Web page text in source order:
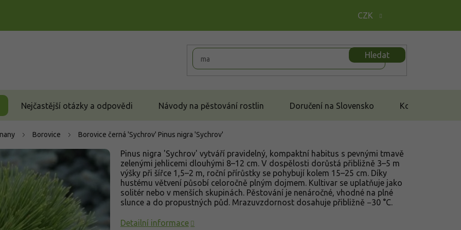
CZK
Hledat
Nejčastější otázky a odpovědi Návody na pěstování rostlin Doručení na Slovensko Kontakt
Borovice Borovice černá 'Sychrov' Pinus nigra 'Sychrov'
Pinus nigra 'Sychrov' vytváří pravidelný, kompaktní habitus s pevnými tmavě
zelenými jehlicemi dlouhými 8–12 cm. V dospělosti dorůstá přibližně 3–5 m
výšky při šířce 1,5–2 m, roční přírůstky se pohybují kolem 15–25 cm. Díky
hustému větvení působí celoročně plným dojmem. Kultivar se uplatňuje jako
solitér nebo v menších skupinách. Pěstování je nenáročné, vhodné na plné
slunce a do propustných půd. Mrazuvzdornost dosahuje přibližně −30 °C.
Detailní informace